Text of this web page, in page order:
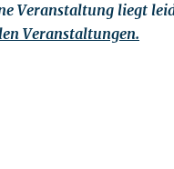
Veranstaltung liegt
Veranstaltungen.